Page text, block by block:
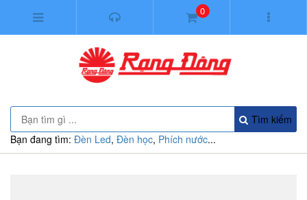
0
Tìm kiếm
Bạn đang tìm: Đèn Led, Đèn học, Phích nước...